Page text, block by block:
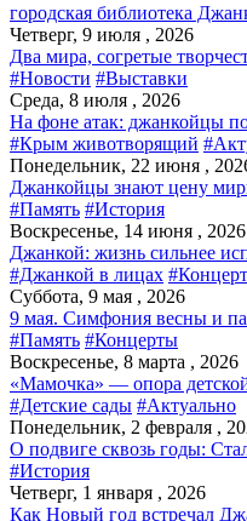
городская библиотека
Четверг, 9 июля , 2026
Два мира, согретые
#Новости #Выставки
Среда, 8 июля , 2026
На фоне атак: джанкойцы
#Крым животворящий
Понедельник, 22 июня ,
Джанкойцы знают цену
#Память #История
Воскресенье, 14 июня , 2026
Джанкой: жизнь сильнее
#Джанкой в лицах
Суббота, 9 мая , 2026
9 мая. Симфония весны и
#Память #Концерты
Воскресенье, 8 марта , 2026
«Мамочка» — опора
#Детские сады #Актуально
Понедельник, 2 февраля ,
О подвиге сквозь годы:
#История
Четверг, 1 января , 2026
Как Новый год встречал